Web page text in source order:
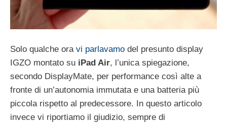
Solo qualche ora vi parlavamo del presunto display
IGZO montato su iPad Air, l’unica spiegazione,
secondo DisplayMate, per performance così alte a
fronte di un’autonomia immutata e una batteria più
piccola rispetto al predecessore. In questo articolo
invece vi riportiamo il giudizio, sempre di